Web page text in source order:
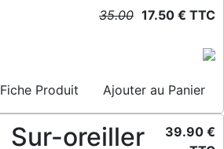
35.00 17.50 € TTC
Fiche Produit Ajouter au Panier
Sur-oreiller
39.90 €